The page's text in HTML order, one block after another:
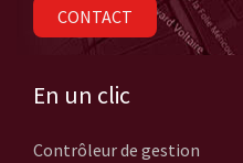
CONTACT
En un clic
Contrôleur de gestion